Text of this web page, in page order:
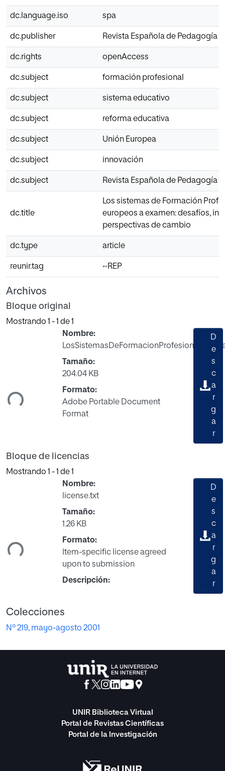
dc.language.iso spa
dc.publisher Revista Española de Pedagogía
dc.rights openAccess
dc.subject formación profesional
dc.subject sistema educativo
dc.subject reforma educativa
dc.subject Unión Europea
dc.subject innovación
dc.subject Revista Española de Pedagogía
dc.title
Los sistemas de Formación
europeos a examen: desafíos,
perspectivas de cambio
dc.type article
reunir.tag ~REP
Archivos
Bloque original
Mostrando 1 - 1 de 1
Nombre:
Tamaño:
204.04 KB
Formato:
Adobe Portable Document
Format
D
e
s
c
a
r
g
a
r
Bloque de licencias
Mostrando 1 - 1 de 1
Nombre:
license.txt
Tamaño:
1.26 KB
Formato:
Item-specific license agreed
upon to submission
Descripción:
D
e
s
c
a
r
g
a
r
Colecciones
Nº 219, mayo-agosto 2001
UNIR Biblioteca Virtual
Portal de Revistas Científicas
Portal de la Investigación